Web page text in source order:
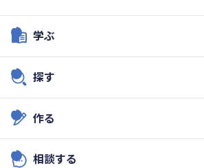
学ぶ
探す
作る
相談する